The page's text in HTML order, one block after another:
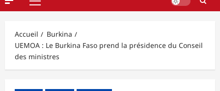
Menu
Accueil
Burkina
UEMOA : Le Burkina Faso prend la présidence du Conseil
des ministres